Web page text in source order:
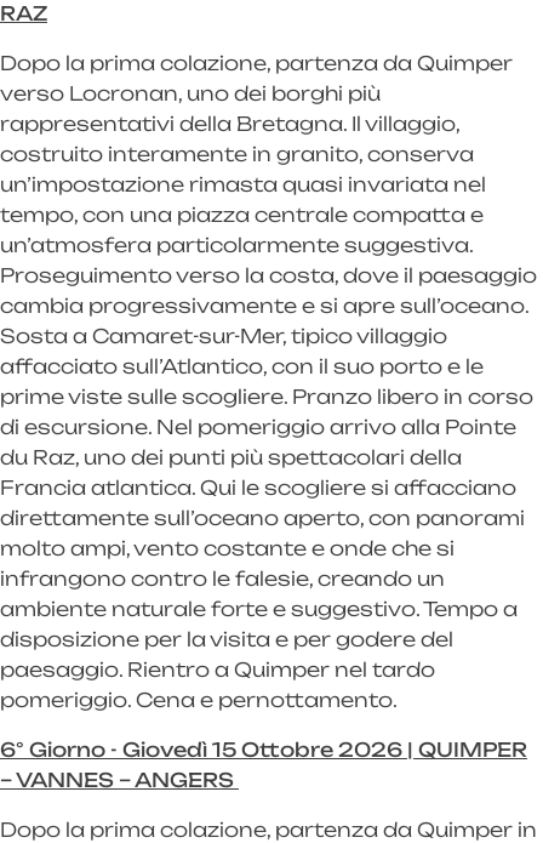
RAZ
Dopo la prima colazione, partenza da Quimper
verso Locronan, uno dei borghi più
rappresentativi della Bretagna. Il villaggio,
costruito interamente in granito, conserva
un’impostazione rimasta quasi invariata nel
tempo, con una piazza centrale compatta e
un’atmosfera particolarmente suggestiva.
Proseguimento verso la costa, dove il paesaggio
cambia progressivamente e si apre sull’oceano.
Sosta a Camaret-sur-Mer, tipico villaggio
affacciato sull’Atlantico, con il suo porto e le
prime viste sulle scogliere. Pranzo libero in corso
di escursione. Nel pomeriggio arrivo alla Pointe
du Raz, uno dei punti più spettacolari della
Francia atlantica. Qui le scogliere si affacciano
direttamente sull’oceano aperto, con panorami
molto ampi, vento costante e onde che si
infrangono contro le falesie, creando un
ambiente naturale forte e suggestivo. Tempo a
disposizione per la visita e per godere del
paesaggio. Rientro a Quimper nel tardo
pomeriggio. Cena e pernottamento.
6° Giorno - Giovedì 15 Ottobre 2026 | QUIMPER
– VANNES – ANGERS
Dopo la prima colazione, partenza da Quimper in